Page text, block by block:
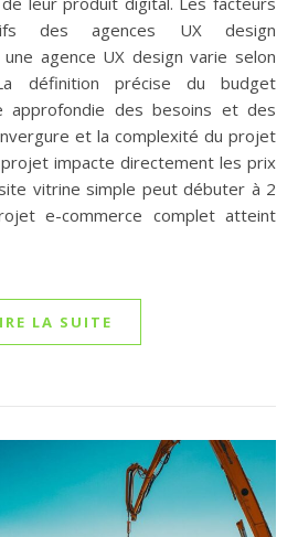
des agences UX design
une agence UX design varie selon
définition précise du budget
approfondie des besoins et des
et la complexité du projet
impacte directement les prix
vitrine simple peut débuter à 2
e-commerce complet atteint
LA SUITE